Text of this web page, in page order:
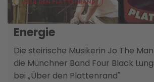
Abschleppdienst musste
Neue Musik,
Energie
Die steirische Musikerin Jo The
die Münchner Band Four Black
bei „Über den Plattenrand"